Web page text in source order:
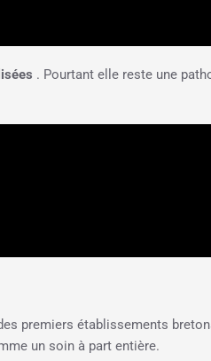
. Pourtant elle reste une
premiers établissements
un soin à part entière.